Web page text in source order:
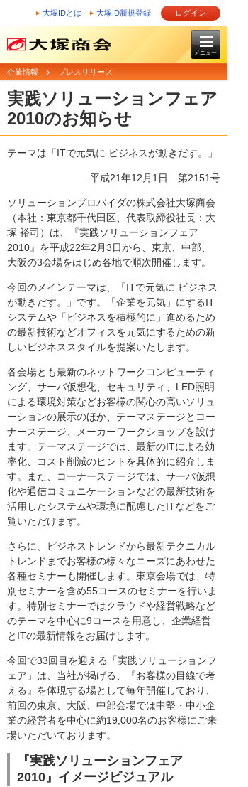
大塚IDとは 大塚ID新規登録 ログイン
メニュー
企業情報 プレスリリース
実践ソリューションフェア
2010のお知らせ
テーマは「ITで元気に ビジネスが動きだす。」
平成21年12月1日 第2151号
ソリューションプロバイダの株式会社大塚商会
（本社：東京都千代田区、代表取締役社長：大
塚 裕司）は、『実践ソリューションフェア
2010』を平成22年2月3日から、東京、中部、
大阪の3会場をはじめ各地で順次開催します。
今回のメインテーマは、「ITで元気に ビジネス
が動きだす。」です。「企業を元気」にするIT
システムや「ビジネスを積極的に」進めるため
の最新技術などオフィスを元気にするための新
しいビジネススタイルを提案いたします。
各会場とも最新のネットワークコンピューティ
ング、サーバ仮想化、セキュリティ、LED照明
による環境対策などお客様の関心の高いソリュ
ーションの展示のほか、テーマステージとコー
ナーステージ、メーカーワークショップを設け
ます。テーマステージでは、最新のITによる効
率化、コスト削減のヒントを具体的に紹介しま
す。また、コーナーステージでは、サーバ仮想
化や通信コミュニケーションなどの最新技術を
活用したシステムや環境に配慮したITなどをご
覧いただけます。
さらに、ビジネストレンドから最新テクニカル
トレンドまでお客様の様々なニーズにあわせた
各種セミナーも開催します。東京会場では、特
別セミナーを含め55コースのセミナーを行いま
す。特別セミナーではクラウドや経営戦略など
のテーマを中心に9コースを用意し、企業経営
とITの最新情報をお届けします。
今回で33回目を迎える「実践ソリューションフ
ェア」は、当社が掲げる、『お客様の目線で考
える』を体現する場として毎年開催しており、
前回の東京、大阪、中部会場では中堅・中小企
業の経営者を中心に約19,000名のお客様にご来
場いただいております。
『実践ソリューションフェア
2010』イメージビジュアル